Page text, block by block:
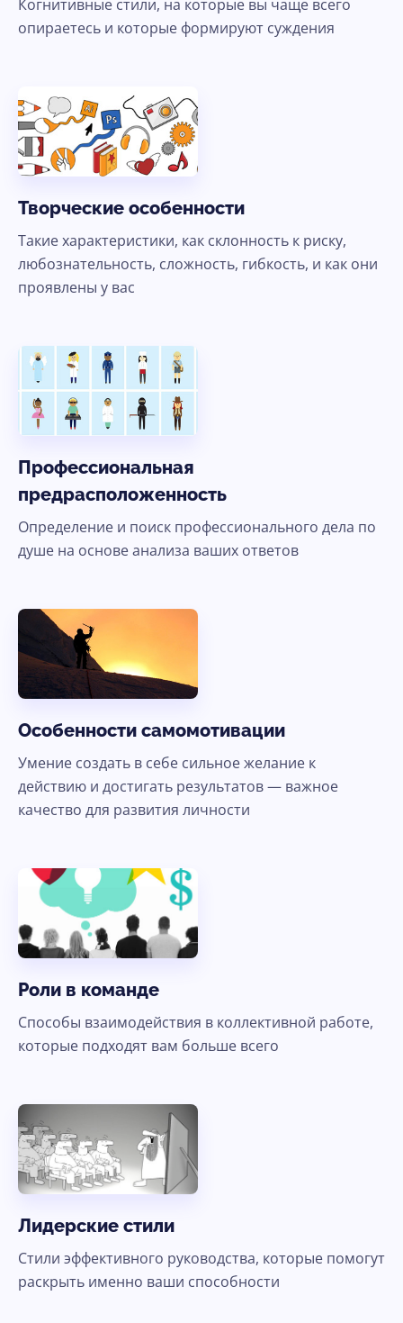
Когнитивные стили, на которые вы чаще всего
опираетесь и которые формируют суждения
Творческие особенности
Такие характеристики, как склонность к риску,
любознательность, сложность, гибкость, и как они
проявлены у вас
Профессиональная
предрасположенность
Определение и поиск профессионального дела по
душе на основе анализа ваших ответов
Особенности самомотивации
Умение создать в себе сильное желание к
действию и достигать результатов — важное
качество для развития личности
Роли в команде
Способы взаимодействия в коллективной работе,
которые подходят вам больше всего
Лидерские стили
Стили эффективного руководства, которые помогут
раскрыть именно ваши способности
Ясно, продолжить